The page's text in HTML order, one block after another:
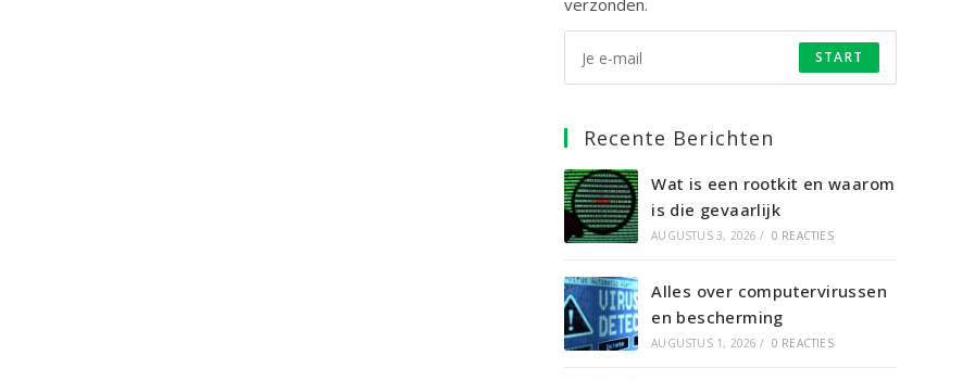
verzonden.
START
Recente Berichten
Wat is een rootkit en waarom
is die gevaarlijk
AUGUSTUS 3, 2026 / 0 REACTIES
Alles over computervirussen
en bescherming
AUGUSTUS 1, 2026 / 0 REACTIES